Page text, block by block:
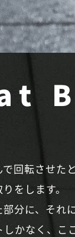
回転させた
をします。
分に、それ
かなく、こ